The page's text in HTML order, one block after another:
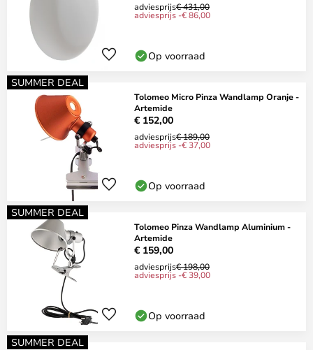
adviesprijs€ 431,00
adviesprijs -€ 86,00
Op voorraad
SUMMER DEAL
Tolomeo Micro Pinza Wandlamp Oranje -
Artemide
€ 152,00
adviesprijs€ 189,00
adviesprijs -€ 37,00
Op voorraad
SUMMER DEAL
Tolomeo Pinza Wandlamp Aluminium -
Artemide
€ 159,00
adviesprijs€ 198,00
adviesprijs -€ 39,00
Op voorraad
SUMMER DEAL